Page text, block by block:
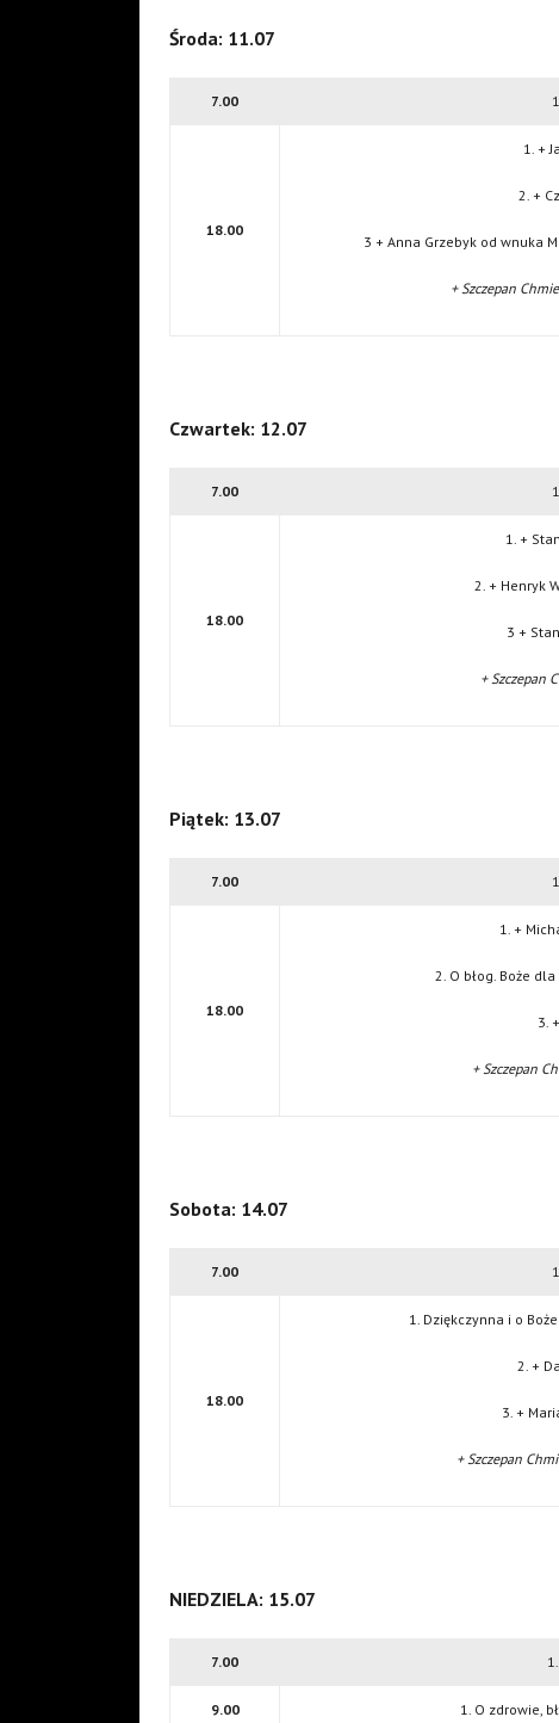
Środa: 11.07
7.00
18.00
1. +
2. +
3 + Anna Grzebyk od wnuka
+ Szczepan
Czwartek: 12.07
7.00
18.00
1. +
2. + Henryk
3 +
+ Szczepan
Piątek: 13.07
7.00
18.00
1. +
2. O błog. Boże
3.
+ Szczepan
Sobota: 14.07
7.00
18.00
1. Dziękczynna i o
2. +
3. +
+ Szczepan
NIEDZIELA: 15.07
7.00
9.00 1. O zdrowie,